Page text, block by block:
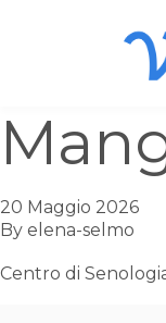
20 Maggio 2026
By elena-selmo
Centro di